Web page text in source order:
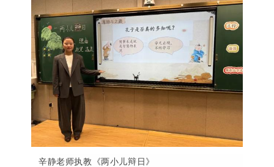
辛静老师执教《两小儿辩日》